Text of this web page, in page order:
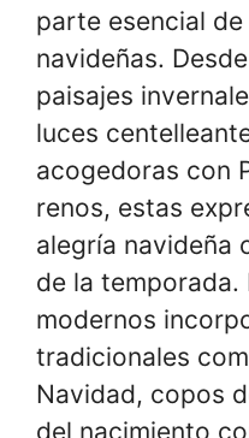
parte esencial
navideñas.
paisajes
luces
acogedoras con
renos, estas
alegría navideña
de la temporada.
modernos
tradicionales
Navidad, copos
del nacimiento